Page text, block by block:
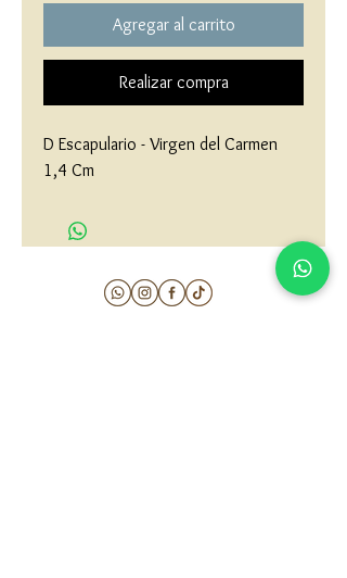
Agregar al carrito
Realizar compra
D Escapulario - Virgen del Carmen
1,4 Cm